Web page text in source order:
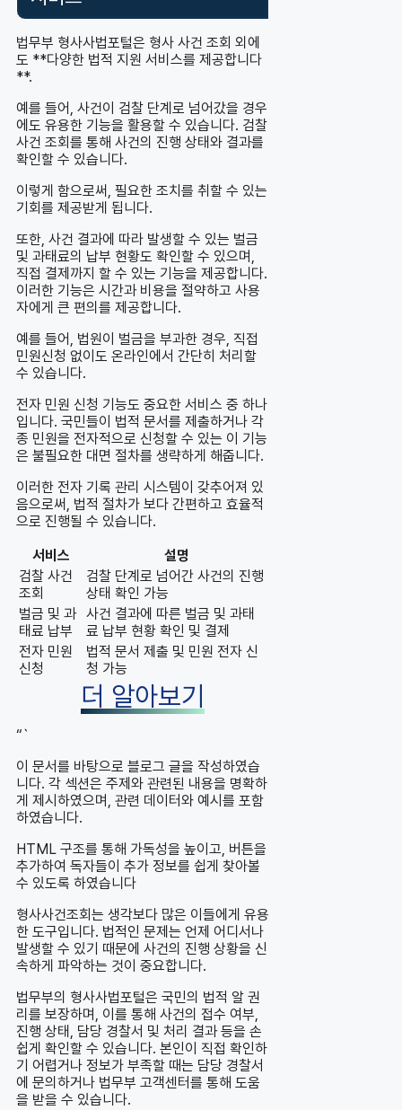
법무부 형사사법포털은 형사 사건 조회 외에
도 **다양한 법적 지원 서비스를 제공합니다
**.
예를 들어, 사건이 검찰 단계로 넘어갔을 경우
에도 유용한 기능을 활용할 수 있습니다. 검찰
사건 조회를 통해 사건의 진행 상태와 결과를
확인할 수 있습니다.
이렇게 함으로써, 필요한 조치를 취할 수 있는
기회를 제공받게 됩니다.
또한, 사건 결과에 따라 발생할 수 있는 벌금
및 과태료의 납부 현황도 확인할 수 있으며,
직접 결제까지 할 수 있는 기능을 제공합니다.
이러한 기능은 시간과 비용을 절약하고 사용
자에게 큰 편의를 제공합니다.
예를 들어, 법원이 벌금을 부과한 경우, 직접
민원신청 없이도 온라인에서 간단히 처리할
수 있습니다.
전자 민원 신청 기능도 중요한 서비스 중 하나
입니다. 국민들이 법적 문서를 제출하거나 각
종 민원을 전자적으로 신청할 수 있는 이 기능
은 불필요한 대면 절차를 생략하게 해줍니다.
이러한 전자 기록 관리 시스템이 갖추어져 있
음으로써, 법적 절차가 보다 간편하고 효율적
으로 진행될 수 있습니다.
서비스
설명
검찰 사건
조회
검찰 단계로 넘어간 사건의 진행
상태 확인 가능
벌금 및 과
태료 납부
사건 결과에 따른 벌금 및 과태
료 납부 현황 확인 및 결제
전자 민원
신청
법적 문서 제출 및 민원 전자 신
청 가능
더 알아보기
“`
이 문서를 바탕으로 블로그 글을 작성하였습
니다. 각 섹션은 주제와 관련된 내용을 명확하
게 제시하였으며, 관련 데이터와 예시를 포함
하였습니다.
HTML 구조를 통해 가독성을 높이고, 버튼을
추가하여 독자들이 추가 정보를 쉽게 찾아볼
수 있도록 하였습니다
형사사건조회는 생각보다 많은 이들에게 유용
한 도구입니다. 법적인 문제는 언제 어디서나
발생할 수 있기 때문에 사건의 진행 상황을 신
속하게 파악하는 것이 중요합니다.
법무부의 형사사법포털은 국민의 법적 알 권
리를 보장하며, 이를 통해 사건의 접수 여부,
진행 상태, 담당 경찰서 및 처리 결과 등을 손
쉽게 확인할 수 있습니다. 본인이 직접 확인하
기 어렵거나 정보가 부족할 때는 담당 경찰서
에 문의하거나 법무부 고객센터를 통해 도움
을 받을 수 있습니다.